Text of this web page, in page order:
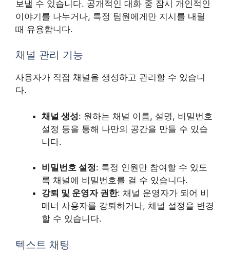
보낼 수 있습니다. 공개적인 대화 중 잠시 개인적인
이야기를 나누거나, 특정 팀원에게만 지시를 내릴
때 유용합니다.
채널 관리 기능
사용자가 직접 채널을 생성하고 관리할 수 있습니
다.
채널 생성: 원하는 채널 이름, 설명, 비밀번호
설정 등을 통해 나만의 공간을 만들 수 있습
니다.
비밀번호 설정: 특정 인원만 참여할 수 있도
록 채널에 비밀번호를 걸 수 있습니다.
강퇴 및 운영자 권한: 채널 운영자가 되어 비
매너 사용자를 강퇴하거나, 채널 설정을 변경
할 수 있습니다.
텍스트 채팅